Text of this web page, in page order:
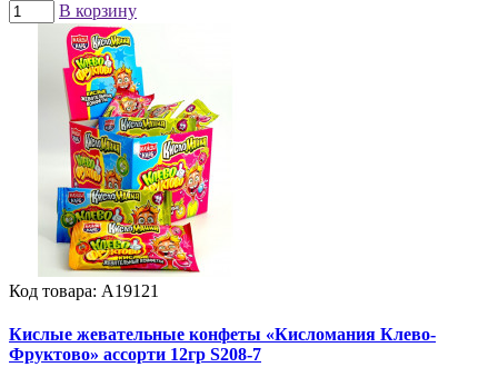
В корзину
Код товара: А19121
Кислые жевательные конфеты «Кисломания Клево-
Фруктово» ассорти 12гр S208-7